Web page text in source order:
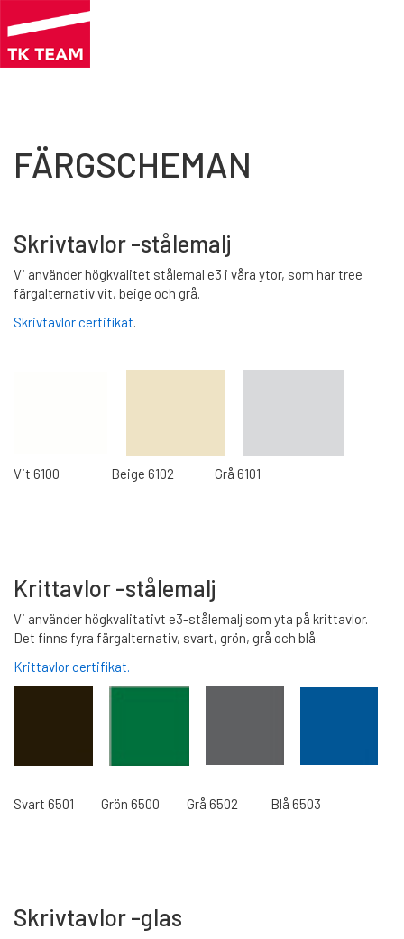
Hoppa
FÄRGSCHEMAN
Skrivtavlor -stålemalj
Vi använder högkvalitet stålemal e3 i våra ytor, som har tree
färgalternativ vit, beige och grå.
Skrivtavlor certifikat
Vit 6100 Beige 6102 Grå 6101
Krittavlor -stålemalj
Vi använder högkvalitativt e3-stålemalj som yta på krittavlor.
Det finns fyra färgalternativ, svart, grön, grå och blå.
Krittavlor certifikat.
Svart 6501 Grön 6500 Grå 6502 Blå 6503
Skrivtavlor -glas